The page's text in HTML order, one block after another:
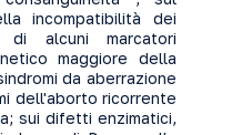
incompatibilità dei
di alcuni marcatori
maggiore della
da aberrazione
dell'aborto ricorrente
sui difetti enzimatici,